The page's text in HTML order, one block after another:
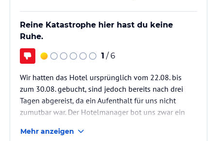
Reine Katastrophe hier hast du keine
Ruhe.
1 / 6
Wir hatten das Hotel ursprünglich vom 22.08. bis
zum 30.08. gebucht, sind jedoch bereits nach drei
Tagen abgereist, da ein Aufenthalt für uns nicht
zumutbar war. Der Hotelmanager bot uns zwar ein
Unterschied gemacht – die Musik ist im gesamten
Mehr anzeigen